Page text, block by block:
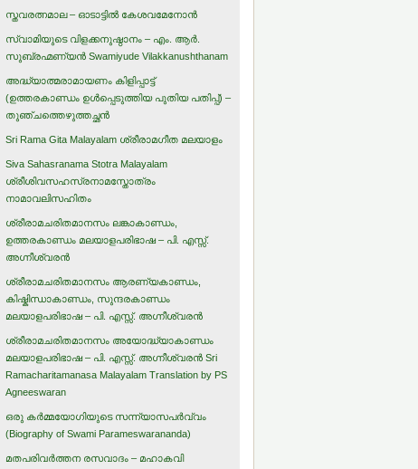
സ്തവരത്നമാല – ഓടാട്ടില്‍ കേശവമേനോന്‍
സ്വാമിയുടെ വിളക്കനുഷ്ഠാനം – എം. ആര്‍.
സുബ്രഹ്മണ്യന്‍ Swamiyude Vilakkanushthanam
അദ്ധ്യാത്മരാമായണം കിളിപ്പാട്ട്‌
(ഉത്തരകാണ്ഡം ഉള്‍പ്പെടുത്തിയ പുതിയ പതിപ്പ്) –
തുഞ്ചത്തെഴുത്തച്ഛന്‍
Sri Rama Gita Malayalam ശ്രീരാമഗീത മലയാളം
Siva Sahasranama Stotra Malayalam
ശ്രീശിവസഹസ്രനാമസ്തോത്രം
നാമാവലിസഹിതം
ശ്രീരാമചരിതമാനസം ലങ്കാകാണ്ഡം,
ഉത്തരകാണ്ഡം മലയാളപരിഭാഷ – പി. എസ്സ്.
അഗ്നീശ്വരന്‍
ശ്രീരാമചരിതമാനസം ആരണ്യകാണ്ഡം,
കിഷ്കിന്ധാകാണ്ഡം, സുന്ദരകാണ്ഡം
മലയാളപരിഭാഷ – പി. എസ്സ്. അഗ്നീശ്വരന്‍
ശ്രീരാമചരിതമാനസം അയോദ്ധ്യാകാണ്ഡം
മലയാളപരിഭാഷ – പി. എസ്സ്. അഗ്നീശ്വരന്‍ Sri
Ramacharitamanasa Malayalam Translation by PS
Agneeswaran
ഒരു കര്‍മ്മയോഗിയുടെ സന്ന്യാസപര്‍വ്വം
(Biography of Swami Parameswarananda)
മതപരിവര്‍ത്തന രസവാദം – മഹാകവി